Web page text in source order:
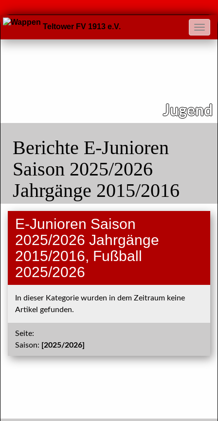
Teltower FV 1913 e.V.
Jugend
Berichte E-Junioren
Saison 2025/2026
Jahrgänge 2015/2016
E-Junioren Saison
2025/2026 Jahrgänge
2015/2016, Fußball
2025/2026
In dieser Kategorie wurden in dem Zeitraum keine
Artikel gefunden.
Seite:
Saison: [2025/2026]